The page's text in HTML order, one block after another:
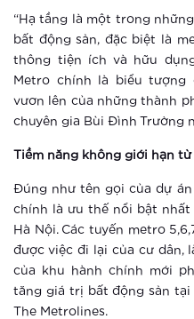
“Hạ tầng là một trong
bất động sản, đặc biệt là
thông tiện ích và hữu
Metro chính là biểu tượng
vươn lên của những thành
chuyên gia Bùi Đình Trường
Tiềm năng không giới hạn
Đúng như tên gọi của dự
chính là ưu thế nổi bật nhất
Hà Nội. Các tuyến metro
được việc đi lại của cư dân,
của khu hành chính mới
tăng giá trị bất động sản
The Metrolines.
Thành
căn hộ
Xem thêm
dịp Tết
Xem thêm
Vingroup
nghiệm